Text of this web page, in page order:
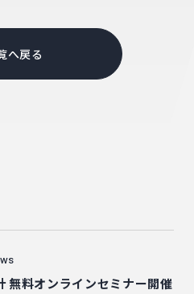
へ戻る
料オンラインセミナー開催